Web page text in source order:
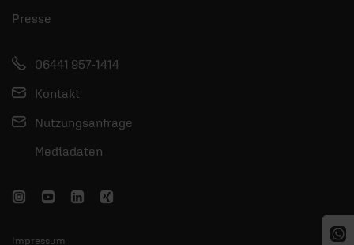
Presse
06441 957-1414
Kontakt
Nutzungsanfrage
Mediadaten
Impressum